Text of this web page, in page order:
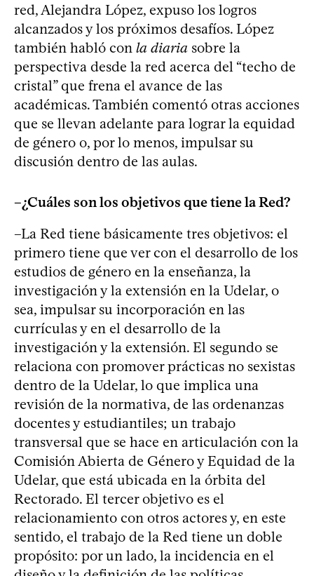
red, Alejandra López, expuso los logros
alcanzados y los próximos desafíos. López
también habló con la diaria sobre la
perspectiva desde la red acerca del “techo de
cristal” que frena el avance de las
académicas. También comentó otras acciones
que se llevan adelante para lograr la equidad
de género o, por lo menos, impulsar su
discusión dentro de las aulas.
–¿Cuáles son los objetivos que tiene la Red?
–La Red tiene básicamente tres objetivos: el
primero tiene que ver con el desarrollo de los
estudios de género en la enseñanza, la
investigación y la extensión en la Udelar, o
sea, impulsar su incorporación en las
currículas y en el desarrollo de la
investigación y la extensión. El segundo se
relaciona con promover prácticas no sexistas
dentro de la Udelar, lo que implica una
revisión de la normativa, de las ordenanzas
docentes y estudiantiles; un trabajo
transversal que se hace en articulación con la
Comisión Abierta de Género y Equidad de la
Udelar, que está ubicada en la órbita del
Rectorado. El tercer objetivo es el
relacionamiento con otros actores y, en este
sentido, el trabajo de la Red tiene un doble
propósito: por un lado, la incidencia en el